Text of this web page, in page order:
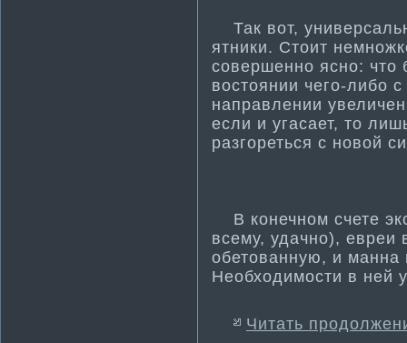
Так вот,
ятники. Стоит
совершенно ясно:
востоянии чего-либо
направлении
если и угасает, то
разгореться с новой
В конечном счете
всему, удачно),
обетованную, и ма­нна
Необходимости­ в ней
Читать